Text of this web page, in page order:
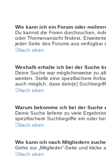
Wie kann ich ein Forum oder
Du kannst die Foren durchsuchen,
oder Themenansicht findest.
jeder Seite des Forums aus verfügbar
Nach oben
Weshalb erhalte ich bei der Suche
Deine Suche war möglicherweise zu
werden. Stelle eine spezifischere
auch möglich, dass dein(e)
Nach oben
Warum bekomme ich bei der Suche
Deine Suche lieferte zu viele
spezifischere Suchbegriffe ein oder
Nach oben
Wie kann ich nach Mitgliedern
Gehe zur „Mitglieder“-Seite und klicke
Nach oben